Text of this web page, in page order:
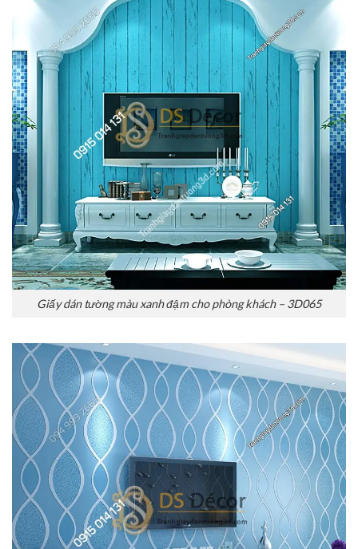
Giấy dán tường màu xanh đậm cho phòng khách – 3D065